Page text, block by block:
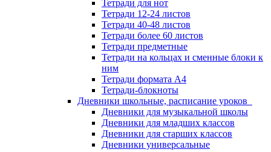
Тетради для нот
Тетради 12-24 листов
Тетради 40-48 листов
Тетради более 60 листов
Тетради предметные
Тетради на кольцах и сменные блоки к
ним
Тетради формата А4
Тетради-блокноты
Дневники школьные, расписание уроков
Дневники для музыкальной школы
Дневники для младших классов
Дневники для старших классов
Дневники универсальные